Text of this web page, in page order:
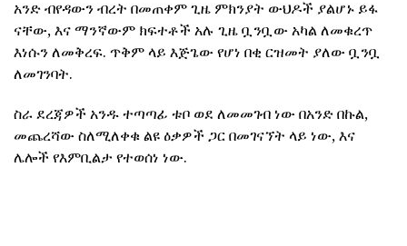
አንድ ብየዳውን ብረት በመጠቀም ጊዜ ምክንያት ውህዶች ያልሆኑ ይፋ
ናቸው, እና ማንኛውም ክፍተቶች አሉ ጊዜ ቧንቧው አካል ለመቁረጥ
እነሱን ለመቅረፍ. ጥቅም ላይ እጅጌው የሆነ በቂ ርዝመት ያለው ቧንቧ
ለመገንባት.
ስራ ደረጃዎች አንዱ ተጣጣፊ ቱቦ ወደ ለመመገብ ነው በአንድ በኩል,
መጨረሻው ስለሚለቀቁ ልዩ ዕቃዎች ጋር በመገናኘት ላይ ነው, እና
ሌሎች የእምቢልታ የተወሰነ ነው.